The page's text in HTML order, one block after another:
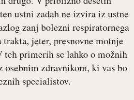
ustni zadah ne izvira iz ustne
zanj bolezni respiratornega
trakta, jeter, presnovne motnje
teh primerih se lahko o možnih
osebnim zdravnikom, ki vas bo
specialistov.